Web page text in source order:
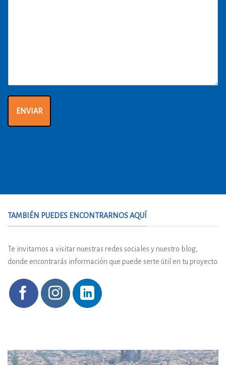
ENVIAR
TAMBIÉN PUEDES ENCONTRARNOS AQUÍ
Te invitamos a visitar nuestras redes sociales y nuestro blog,
donde encontrarás información que puede serte útil en tu proyecto.